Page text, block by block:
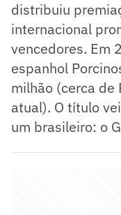
distribuiu
internacional
vencedores. Em
espanhol
milhão (cerca de
atual). O título
um brasileiro: o